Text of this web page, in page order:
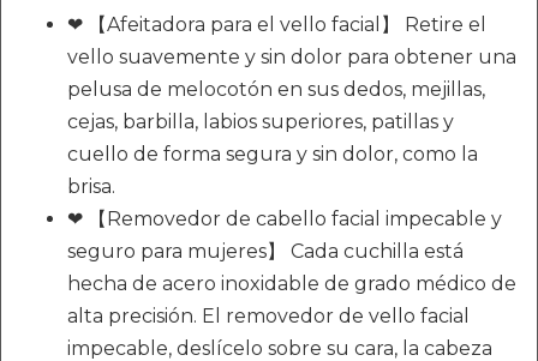
❤ 【Afeitadora para el vello facial】 Retire el
vello suavemente y sin dolor para obtener una
pelusa de melocotón en sus dedos, mejillas,
cejas, barbilla, labios superiores, patillas y
cuello de forma segura y sin dolor, como la
brisa.
❤ 【Removedor de cabello facial impecable y
seguro para mujeres】 Cada cuchilla está
hecha de acero inoxidable de grado médico de
alta precisión. El removedor de vello facial
impecable, deslícelo sobre su cara, la cabeza